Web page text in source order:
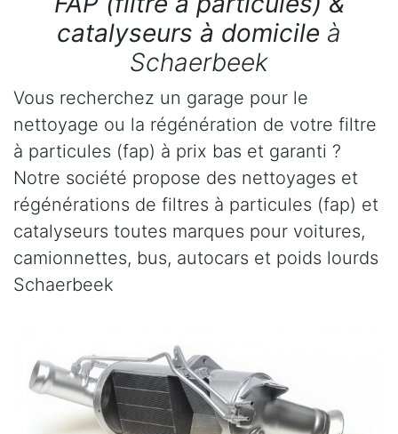
catalyseurs à domicile à
Schaerbeek
Vous recherchez un garage pour le
nettoyage ou la régénération de votre filtre
à particules (fap) à prix bas et garanti ?
Notre société propose des nettoyages et
régénérations de filtres à particules (fap) et
catalyseurs toutes marques pour voitures,
camionnettes, bus, autocars et poids lourds
Schaerbeek